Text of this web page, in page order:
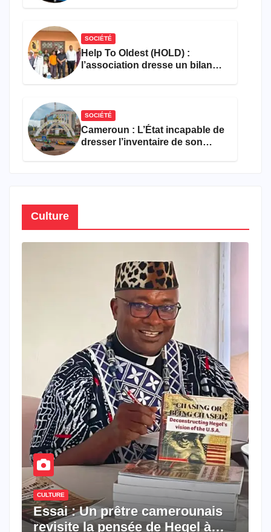
SOCIÉTÉ
Help To Oldest (HOLD) :
l’association dresse un bilan
SOCIÉTÉ
Cameroun : L’État incapable de
dresser l’inventaire de son
Culture
CULTURE
Essai : Un prêtre camerounais
revisite la pensée de Hegel à